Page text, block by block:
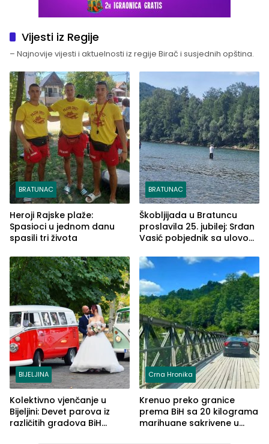
Vijesti iz Regije
– Najnovije vijesti i aktuelnosti iz regije Birač i susjednih opština.
BRATUNAC
Heroji Rajske plaže:
Spasioci u jednom danu
spasili tri života
BRATUNAC
Škobljijada u Bratuncu
proslavila 25. jubilej: Srđan
Vasić pobjednik sa ulovom
BIJELJINA
Kolektivno vjenčanje u
Bijeljini: Devet parova iz
različitih gradova BiH
Crna Hronika
Krenuo preko granice
prema BiH sa 20 kilograma
marihuane sakrivene u